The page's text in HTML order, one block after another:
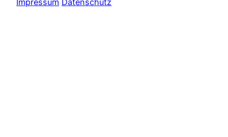
Impressum Datenschutz